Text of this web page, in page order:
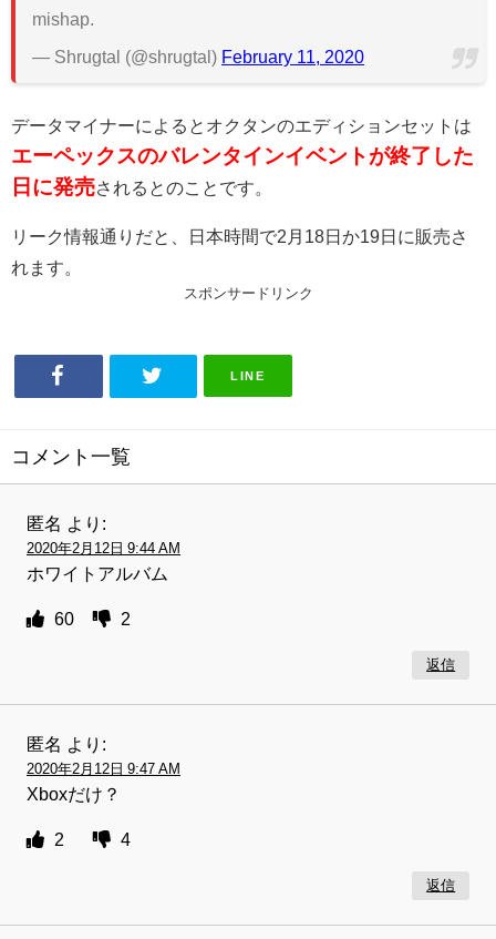
mishap.
— Shrugtal (@shrugtal) February 11, 2020
データマイナーによるとオクタンのエディションセットは
エーペックスのバレンタインイベントが終了した
日に発売されるとのことです。
リーク情報通りだと、日本時間で2月18日か19日に販売さ
れます。
スポンサードリンク
LINE
コメント一覧
匿名 より:
2020年2月12日 9:44 AM
ホワイトアルバム
60 2
返信
匿名 より:
2020年2月12日 9:47 AM
Xboxだけ？
2 4
返信